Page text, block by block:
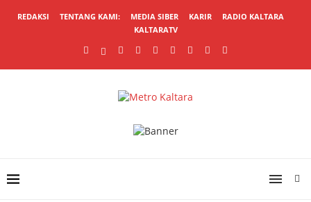
REDAKSI TENTANG KAMI: MEDIA SIBER KARIR
RADIO KALTARA
KALTARATV